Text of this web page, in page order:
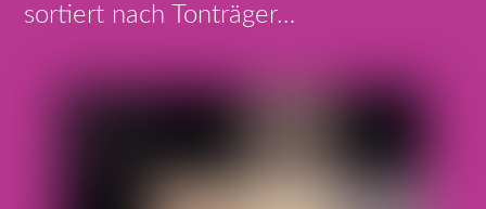
sortiert nach Tonträger…